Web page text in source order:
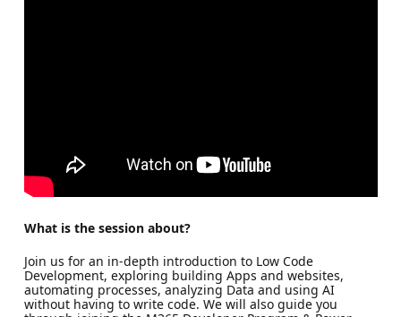
What is the session about?
Join us for an in-depth introduction to Low Code
Development, exploring building Apps and websites,
automating processes, analyzing Data and using AI
without having to write code. We will also guide you